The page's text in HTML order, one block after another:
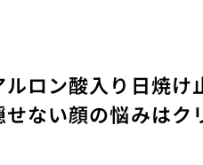
ルロン酸入り日焼け
ない顔の悩みはク